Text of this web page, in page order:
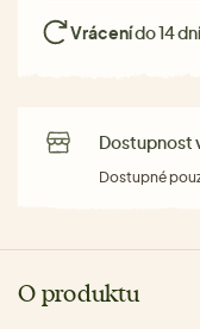
Vrácenído 14
Dostupnost
Dostupné
O produktu